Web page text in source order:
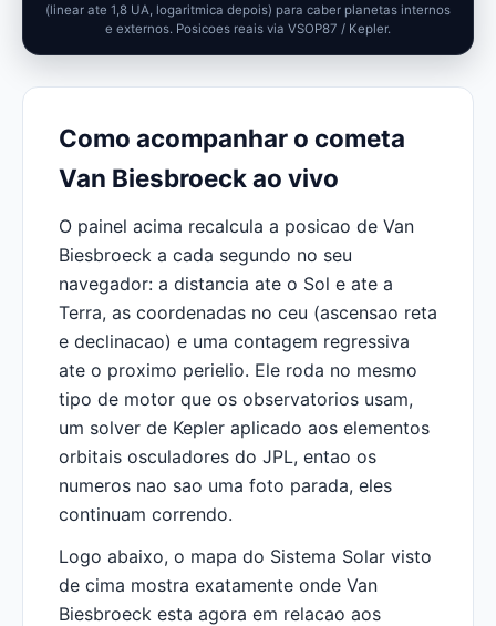
(linear ate 1,8 UA, logaritmica depois) para caber planetas internos
e externos. Posicoes reais via VSOP87 / Kepler.
Como acompanhar o cometa
Van Biesbroeck ao vivo
O painel acima recalcula a posicao de Van
Biesbroeck a cada segundo no seu
navegador: a distancia ate o Sol e ate a
Terra, as coordenadas no ceu (ascensao reta
e declinacao) e uma contagem regressiva
ate o proximo perielio. Ele roda no mesmo
tipo de motor que os observatorios usam,
um solver de Kepler aplicado aos elementos
orbitais osculadores do JPL, entao os
numeros nao sao uma foto parada, eles
continuam correndo.
Logo abaixo, o mapa do Sistema Solar visto
de cima mostra exatamente onde Van
Biesbroeck esta agora em relacao aos